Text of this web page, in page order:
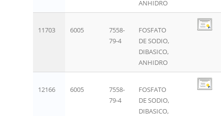
ANHIDRO
11703 6005
7558-
79-4
FOSFATO
DE SODIO,
DIBASICO,
ANHIDRO
12166 6005
7558-
79-4
FOSFATO
DE SODIO,
DIBASICO,